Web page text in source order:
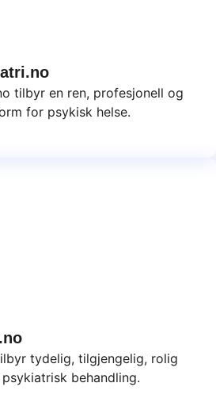
tilbyr en ren, profesjonell og
for psykisk helse.
tydelig, tilgjengelig, rolig
behandling.